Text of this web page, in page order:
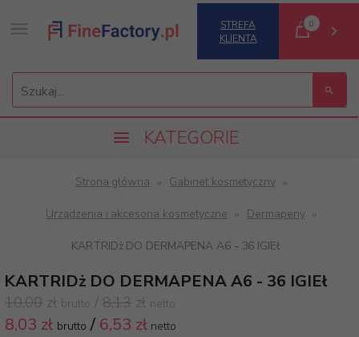
Szukaj...
STREFA
KLIENTA
0
KATEGORIE
Strona główna Gabinet kosmetyczny
Urządzenia i akcesoria kosmetyczne Dermapeny
KARTRIDż DO DERMAPENA A6 - 36 IGIEł
KARTRIDż DO DERMAPENA A6 - 36 IGIEł
10,00 zł brutto / 8,13 zł netto
8,03 zł brutto / 6,53 zł netto